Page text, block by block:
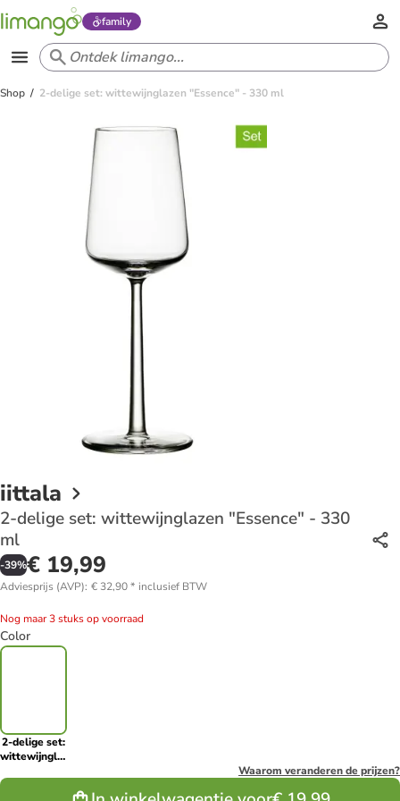
family
Shop 2-delige set: wittewijnglazen "Essence" - 330 ml
iittala
2-delige set: wittewijnglazen "Essence" - 330
ml
-39%€ 19,99
Adviesprijs (AVP): € 32,90* inclusief BTW
Nog maar 3 stuks op voorraad
Color
2-delige set:
wittewijnglazen
Waarom veranderen de prijzen?